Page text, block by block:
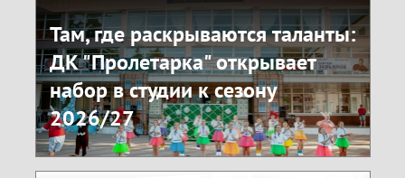
Там, где раскрываются таланты:
ДК "Пролетарка" открывает
набор в студии к сезону
2026/27